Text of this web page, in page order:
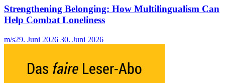
Strengthening Belonging: How Multilingualism Can
Help Combat Loneliness
m/s29. Juni 2026 30. Juni 2026